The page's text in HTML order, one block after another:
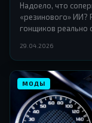
Надоело, что
«резинового»
гонщиков реально
29.04.2026
МОДЫ